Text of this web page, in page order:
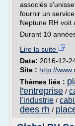
associés
fournir un
Neptune RH voit
Durant 10
Lire la suite
Date: 2016-12-
Site : http://
Thèmes liés :
l'entreprise /
l'industrie /
dees rh /